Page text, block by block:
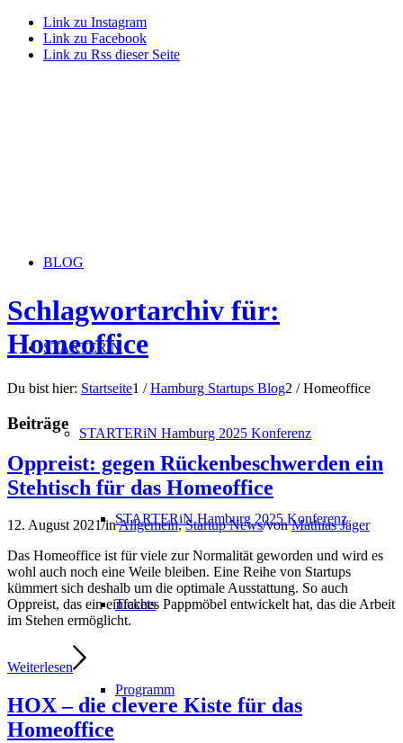
Link zu Instagram
Link zu Facebook
Link zu Rss dieser Seite
BLOG
STARTERiN
STARTERiN Hamburg 2025 Konferenz
STARTERiN Hamburg 2025 Konferenz
Tickets
Programm
Schlagwortarchiv für:
Homeoffice
Du bist hier: Startseite1 / Hamburg Startups Blog2 / Homeoffice
Beiträge
Oppreist: gegen Rückenbeschwerden ein
Stehtisch für das Homeoffice
12. August 2021/inAllgemein,Startup News/vonMathias Jäger
Das Homeoffice ist für viele zur Normalität geworden und wird es
wohl auch noch eine Weile bleiben. Eine Reihe von Startups
kümmert sich deshalb um die optimale Ausstattung. So auch
Oppreist, das ein einfaches Pappmöbel entwickelt hat, das die Arbeit
im Stehen ermöglicht.
Weiterlesen
HOX – die clevere Kiste für das
Homeoffice